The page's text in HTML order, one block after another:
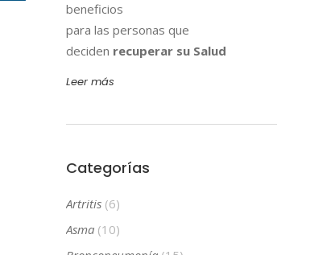
beneficios
para las personas que
deciden recuperar su Salud
Leer más
Categorías
Artritis(6)
Asma(10)